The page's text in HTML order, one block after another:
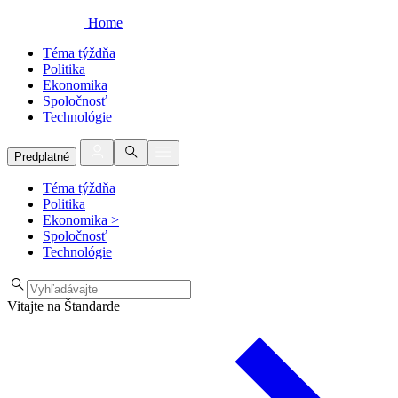
Home
Téma týždňa
Politika
Ekonomika
Spoločnosť
Technológie
Predplatné
Téma týždňa
Politika
Ekonomika >
Spoločnosť
Technológie
Vitajte na Štandarde